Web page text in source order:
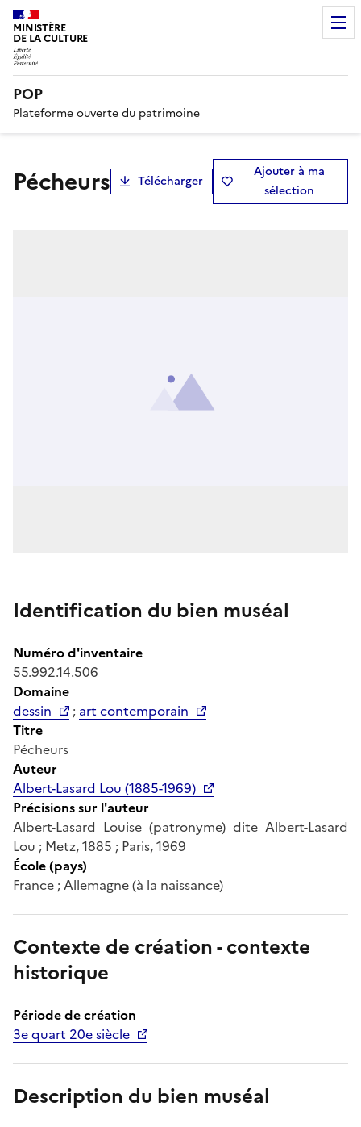
MINISTÈRE
DE LA CULTURE
POP
Plateforme ouverte du patrimoine
Pécheurs Télécharger
Ajouter à ma
sélection
Identification du bien muséal
Numéro d'inventaire
55.992.14.506
Domaine
dessin
; art contemporain
Titre
Pécheurs
Auteur
Albert-Lasard Lou (1885-1969)
Précisions sur l'auteur
Albert-Lasard Louise (patronyme) dite Albert-Lasard
Lou ; Metz, 1885 ; Paris, 1969
École (pays)
France ; Allemagne (à la naissance)
Contexte de création - contexte
historique
Période de création
3e quart 20e siècle
Description du bien muséal